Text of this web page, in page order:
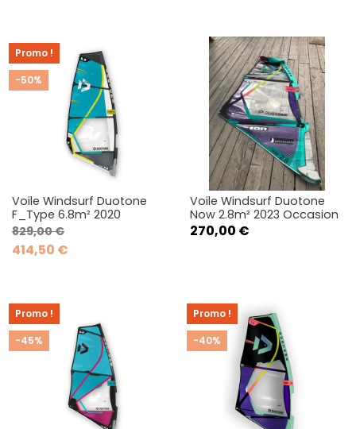
Voile Windsurf Duotone
F_Type 6.8m² 2020
Prix de base
829,00 €Prix
414,50 €
Promo !
-50%
Voile Windsurf Duotone
Now 2.8m² 2023 Occasion
Prix
270,00 €
Promo !
-45%
Promo !
-40%